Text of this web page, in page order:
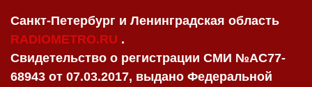
Санкт-Петербург и Ленинградская область
RADIOMETRO.RU .
Свидетельство о регистрации СМИ №AC77-
68943 от 07.03.2017, выдано Федеральной